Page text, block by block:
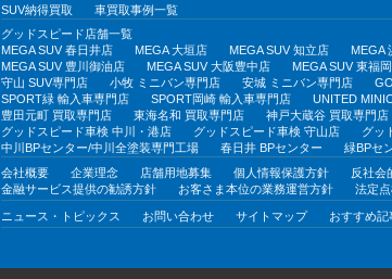
SUV納得買取
車買取事例一覧
グッドスピード店舗一覧
MEGA SUV 春日井店
MEGA 大垣店 MEGA SUV 知立店 MEGA
MEGA SUV 豊川御油店
MEGA SUV 大阪豊中店 MEGA SUV 東福
守山 SUV専門店
小牧 ミニバン専門店 安城 ミニバン専門店
SPORT緑 輸入車専門店
SPORT岡崎 輸入車専門店
UNITED
豊田元町 買取専門店
東海名和 買取専門店 神戸大蔵谷 買取専門店
グッドスピード車検 中川・港店
グッドスピード車検 守山店 グッ
中川BPセンター/中川全塗装専門工場
春日井 BPセンター 緑BPセ
会社概要 企業理念 店舗用地募集 個人情報保護方針 反社会
金融サービス提供の勧誘方針
お客さま本位の業務運営方針 法定
ニュース・トピックス お問い合わせ サイトマップ おすすめ記